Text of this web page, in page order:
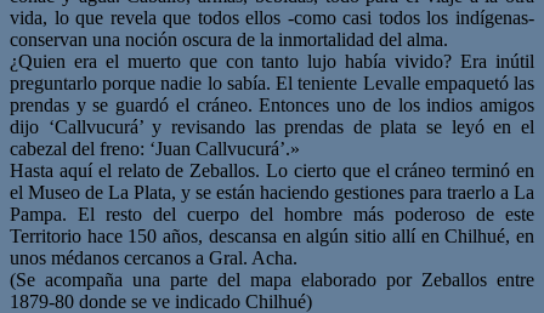
vida, lo que revela que todos ellos -como casi todos los indígenas-
conservan una noción oscura de la inmortalidad del alma.
¿Quien era el muerto que con tanto lujo había vivido? Era inútil
preguntarlo porque nadie lo sabía. El teniente Levalle empaquetó las
prendas y se guardó el cráneo. Entonces uno de los indios amigos
dijo ‘Callvucurá’ y revisando las prendas de plata se leyó en el
cabezal del freno: ‘Juan Callvucurá’.»
Hasta aquí el relato de Zeballos. Lo cierto que el cráneo terminó en
el Museo de La Plata, y se están haciendo gestiones para traerlo a La
Pampa. El resto del cuerpo del hombre más poderoso de este
Territorio hace 150 años, descansa en algún sitio allí en Chilhué, en
unos médanos cercanos a Gral. Acha.
(Se acompaña una parte del mapa elaborado por Zeballos entre
1879-80 donde se ve indicado Chilhué)